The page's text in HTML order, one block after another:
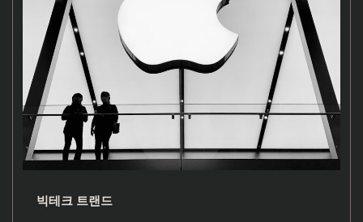
빅테크 트랜드